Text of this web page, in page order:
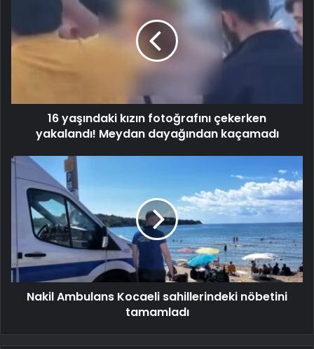
16 yaşındaki kızın fotoğrafını çekerken
yakalandı! Meydan dayağından kaçamadı
Nakil Ambulans Kocaeli sahillerindeki nöbetini
tamamladı